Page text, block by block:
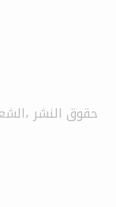
حقوق النشر